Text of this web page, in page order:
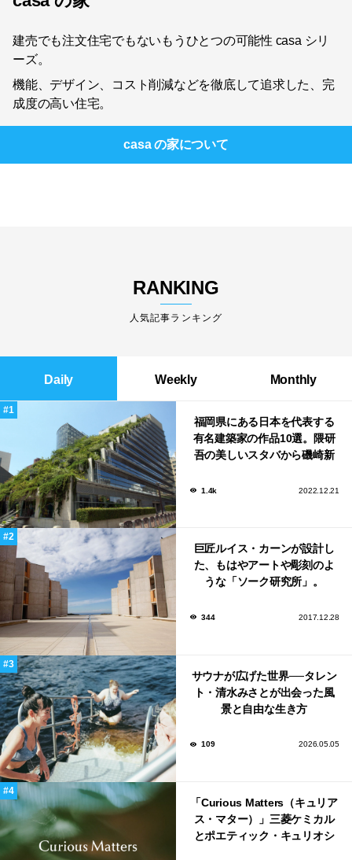
建売でも注文住宅でもないもうひとつの可能性 casa シリ
ーズ。
機能、デザイン、コスト削減などを徹底して追求した、完
成度の高い住宅。
casa の家について
RANKING
人気記事ランキング
Daily Weekly Monthly
福岡県にある日本を代表する
有名建築家の作品10選。隈研
吾の美しいスタバから磯崎新
1.4k 2022.12.21
巨匠ルイス・カーンが設計し
た、もはやアートや彫刻のよ
うな「ソーク研究所」。
344 2017.12.28
サウナが広げた世界──タレン
ト・清水みさとが出会った風
景と自由な生き方
109 2026.05.05
「Curious Matters（キュリア
ス・マター）」三菱ケミカル
とポエティック・キュリオシ